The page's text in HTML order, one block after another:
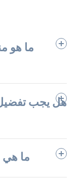
ما هو
هل يجب تفضيل
ما هي